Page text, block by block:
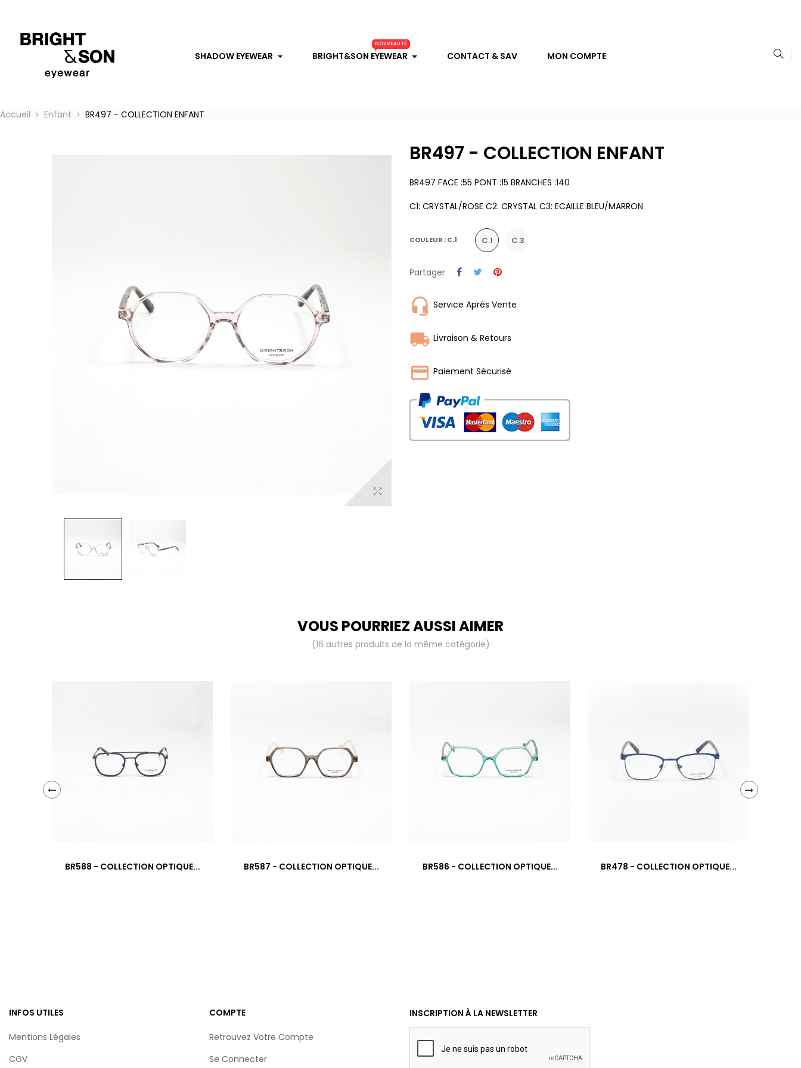
SHADOW EYEWEAR BRIGHT&SON EYEWEAR
NOUVEAUTÉ
CONTACT & SAV MON COMPTE
Accueil Enfant BR497 - COLLECTION ENFANT
BR497 - COLLECTION ENFANT
BR497 FACE :55 PONT :15 BRANCHES :140
C1: CRYSTAL/ROSE C2: CRYSTAL C3: ECAILLE BLEU/MARRON
COULEUR : C.1 C.1 C.3
Partager
Service Après Vente
Livraison & Retours
Paiement Sécurisé
VOUS POURRIEZ AUSSI AIMER
(16 autres produits de la même catégorie)
BR588 - COLLECTION OPTIQUE... BR587 - COLLECTION OPTIQUE... BR586 - COLLECTION OPTIQUE... BR478 - COLLECTION OPTIQUE...
INFOS UTILES
Mentions Légales
CGV
COMPTE
Retrouvez Votre Compte
Se Connecter
INSCRIPTION À LA NEWSLETTER